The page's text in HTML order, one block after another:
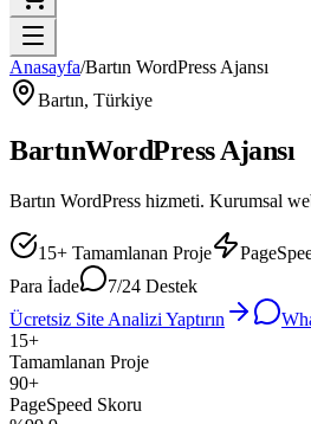
Anasayfa/Bartın WordPress Ajansı
Bartın, Türkiye
BartınWordPress Ajansı
Bartın WordPress hizmeti. Kurumsal
15+ Tamamlanan Proje
Para İade
7/24 Destek
Ücretsiz Site Analizi Yaptırın
15+
Tamamlanan Proje
90+
PageSpeed Skoru